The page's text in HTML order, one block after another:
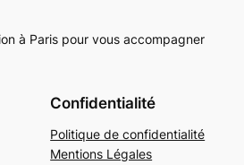
à Paris pour vous accompagner
Confidentialité
Politique de confidentialité
Mentions Légales